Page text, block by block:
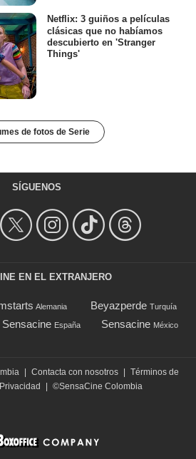
Netflix: 3 guiños a películas
clásicas que no habíamos
descubierto en 'Stranger
Things'
de fotos de Serie
SÍGUENOS
EN EL EXTRANJERO
Alemania Beyazperde Turquía
Sensacine España Sensacine México
| Contacta con nosotros | Términos de
| ©SensaCine Colombia